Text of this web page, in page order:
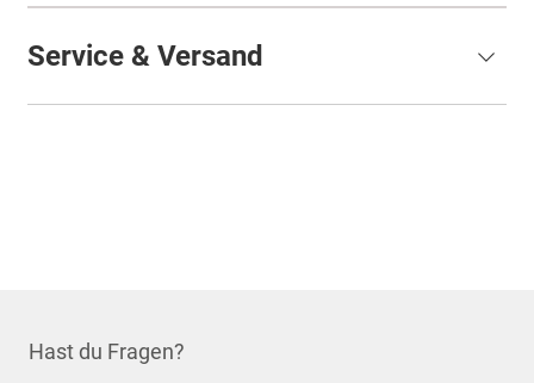
Service & Versand
Hast du Fragen?